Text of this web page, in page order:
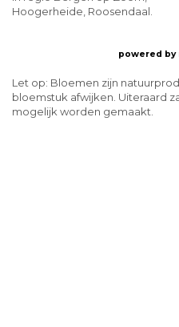
Hoogerheide, Roosendaal.
powered by
Let op: Bloemen zijn
bloemstuk afwijken. Uiteraard
mogelijk worden gemaakt.